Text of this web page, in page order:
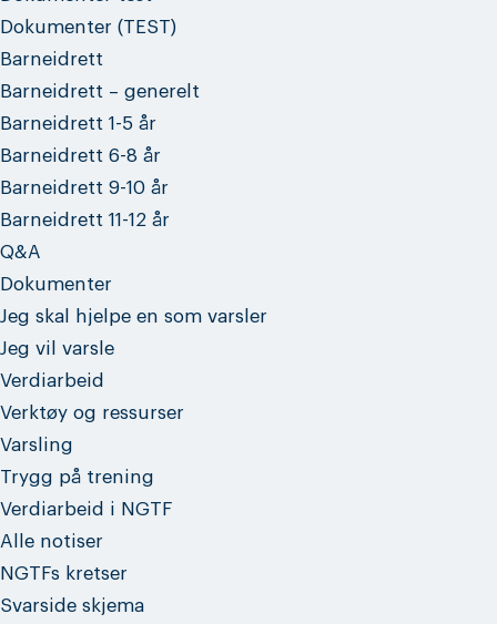
Dokumenter (TEST)
Barneidrett
Barneidrett – generelt
Barneidrett 1-5 år
Barneidrett 6-8 år
Barneidrett 9-10 år
Barneidrett 11-12 år
Q&A
Dokumenter
Jeg skal hjelpe en som varsler
Jeg vil varsle
Verdiarbeid
Verktøy og ressurser
Varsling
Trygg på trening
Verdiarbeid i NGTF
Alle notiser
NGTFs kretser
Svarside skjema